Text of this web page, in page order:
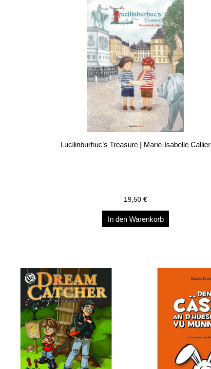
Lucilinburhuc’s Treasure | Marie-Isabelle Callier
19,50 €
In den Warenkorb